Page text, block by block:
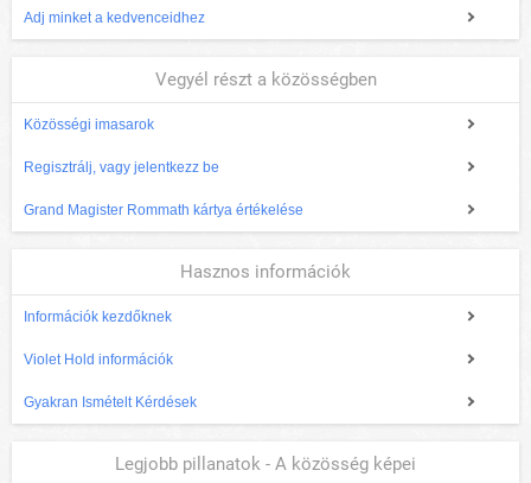
Adj minket a kedvenceidhez
Vegyél részt a közösségben
Közösségi imasarok
Regisztrálj, vagy jelentkezz be
Grand Magister Rommath kártya értékelése
Hasznos információk
Információk kezdőknek
Violet Hold információk
Gyakran Ismételt Kérdések
Legjobb pillanatok - A közösség képei